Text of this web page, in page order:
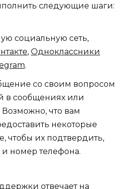
следующие шаги:
социальную сеть,
, Одноклассники
.
со своим вопросом
в сообщениях или
что вам
некоторые
чтобы их подтвердить,
номер телефона.
отвечает на